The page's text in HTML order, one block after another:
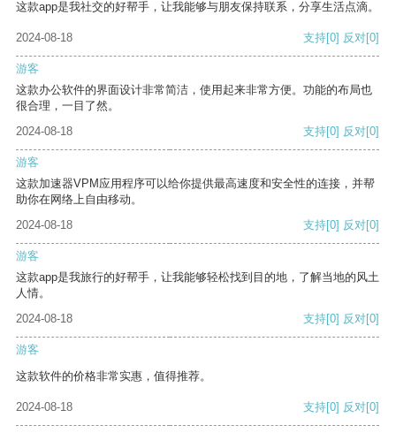
这款app是我社交的好帮手，让我能够与朋友保持联系，分享生活点滴。
2024-08-18 支持[0] 反对[0]
游客
这款办公软件的界面设计非常简洁，使用起来非常方便。功能的布局也
很合理，一目了然。
2024-08-18
支持[0] 反对[0]
游客
这款加速器VPM应用程序可以给你提供最高速度和安全性的连接，并帮
助你在网络上自由移动。
2024-08-18
支持[0] 反对[0]
游客
这款app是我旅行的好帮手，让我能够轻松找到目的地，了解当地的风土
人情。
2024-08-18
支持[0] 反对[0]
游客
这款软件的价格非常实惠，值得推荐。
2024-08-18 支持[0] 反对[0]